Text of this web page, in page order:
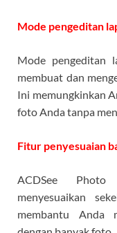
Mode pengeditan
Mode pengeditan
membuat dan
Ini memungkinkan
foto Anda tanpa
Fitur penyesuaian
ACDSee
menyesuaikan
membantu Anda